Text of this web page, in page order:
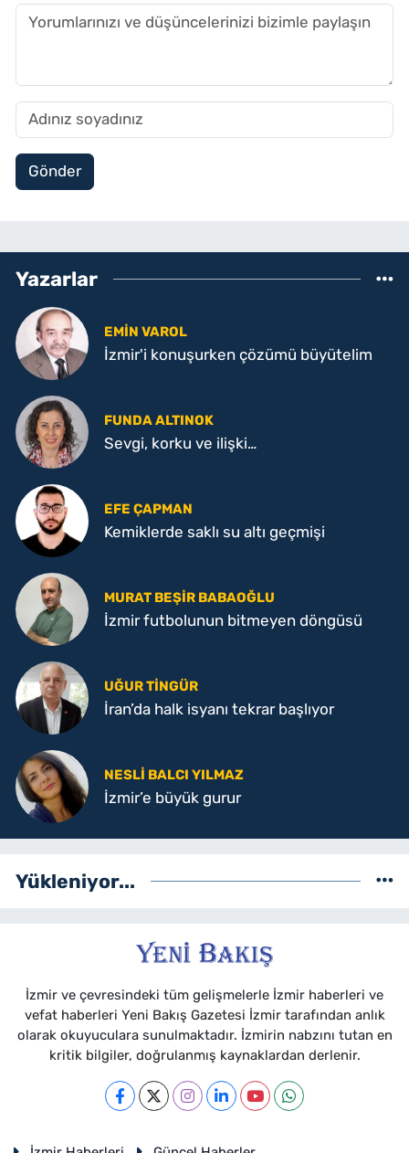
Gönder
Yazarlar
EMIN VAROL
İzmir'i konuşurken çözümü büyütelim
FUNDA ALTINOK
Sevgi, korku ve ilişki…
EFE ÇAPMAN
Kemiklerde saklı su altı geçmişi
MURAT BEŞIR BABAOĞLU
İzmir futbolunun bitmeyen döngüsü
UĞUR TINGÜR
İran’da halk isyanı tekrar başlıyor
NESLI BALCI YILMAZ
İzmir’e büyük gurur
Yükleniyor...
İzmir ve çevresindeki tüm gelişmelerle İzmir haberleri ve
vefat haberleri Yeni Bakış Gazetesi İzmir tarafından anlık
olarak okuyuculara sunulmaktadır. İzmirin nabzını tutan en
kritik bilgiler, doğrulanmış kaynaklardan derlenir.